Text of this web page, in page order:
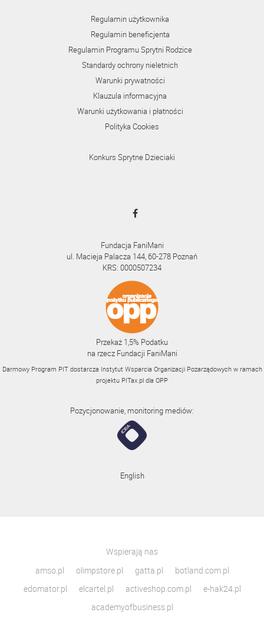
Regulamin użytkownika
Regulamin beneficjenta
Regulamin Programu Sprytni Rodzice
Standardy ochrony nieletnich
Warunki prywatności
Klauzula informacyjna
Warunki użytkowania i płatności
Polityka Cookies
Konkurs Sprytne Dzieciaki
Fundacja FaniMani
ul. Macieja Palacza 144, 60-278 Poznań
KRS: 0000507234
Przekaż 1,5% Podatku
na rzecz Fundacji FaniMani
Darmowy Program PIT dostarcza Instytut Wsparcia Organizacji Pozarządowych w ramach
projektu PITax.pl dla OPP
Pozycjonowanie, monitoring mediów:
English
Wspierają nas
amso.pl
olimpstore.pl gatta.pl
botland.com.pl
edomator.pl
elcartel.pl activeshop.com.pl
e-hak24.pl
academyofbusiness.pl